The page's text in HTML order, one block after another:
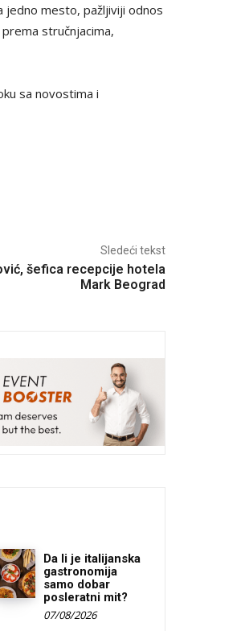
jedno mesto, pažljiviji odnos
stručnjacima,
sa novostima i
Sledeći tekst
šefica recepcije hotela
Mark Beograd
Da li je italijanska
gastronomija
samo dobar
posleratni mit?
07/08/2026